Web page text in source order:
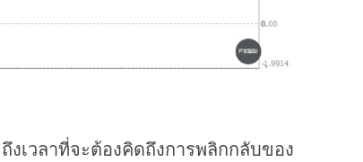
งเวลาที่จะต้องคิดถึงการพลิกกลับของ